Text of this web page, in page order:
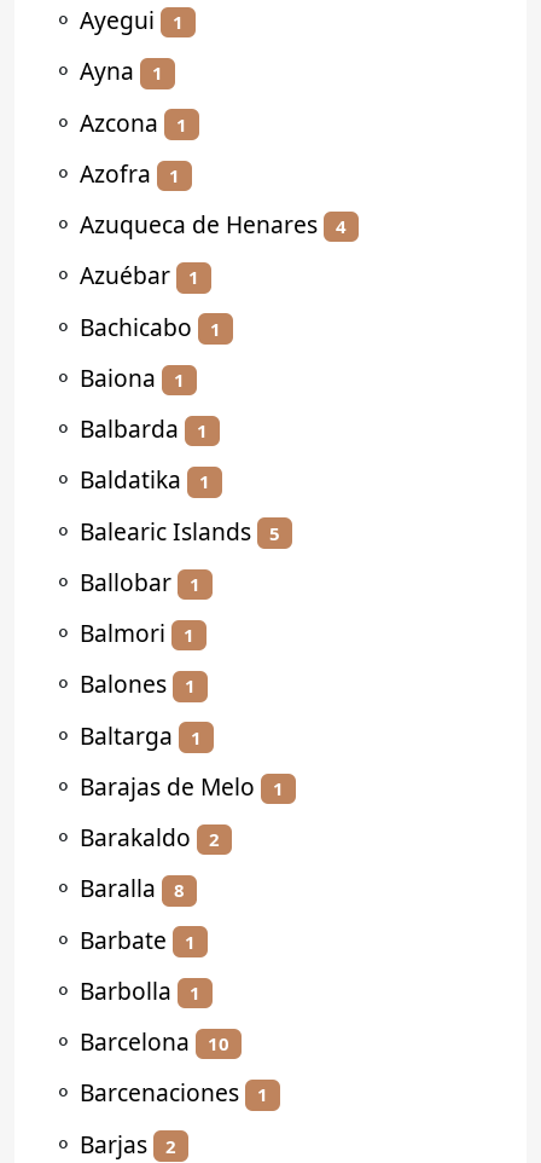
⚬ Ayegui 1
⚬ Ayna 1
⚬ Azcona 1
⚬ Azofra 1
⚬ Azuqueca de Henares 4
⚬ Azuébar 1
⚬ Bachicabo 1
⚬ Baiona 1
⚬ Balbarda 1
⚬ Baldatika 1
⚬ Balearic Islands 5
⚬ Ballobar 1
⚬ Balmori 1
⚬ Balones 1
⚬ Baltarga 1
⚬ Barajas de Melo 1
⚬ Barakaldo 2
⚬ Baralla 8
⚬ Barbate 1
⚬ Barbolla 1
⚬ Barcelona 10
⚬ Barcenaciones 1
⚬ Barjas 2